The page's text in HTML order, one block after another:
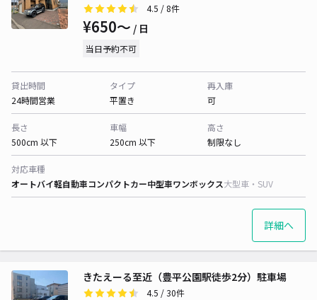
4.5 / 8件
¥650〜 / 日
当日予約不可
貸出時間
24時間営業
タイプ
平置き
再入庫
可
長さ
500cm 以下
車幅
250cm 以下
高さ
制限なし
対応車種
オートバイ軽自動車コンパクトカー中型車ワンボックス大型車・SUV
詳細へ
きたえーる至近（豊平公園駅徒歩2分）駐車場
4.5 / 30件